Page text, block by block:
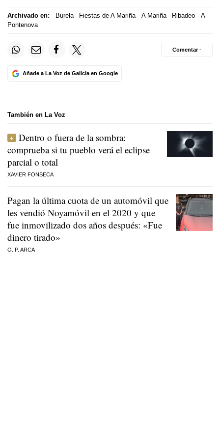
Archivado en: Burela Fiestas de A Mariña A Mariña Ribadeo
A
Pontenova
Añade a La Voz de Galicia en Google
Comentar ·
También en La Voz
Dentro o fuera de la sombra:
comprueba si tu pueblo verá el eclipse
parcial o total
XAVIER FONSECA
Pagan la última cuota de un automóvil que
les vendió Noyamóvil en el 2020 y que
fue inmovilizado dos años después: «Fue
dinero tirado»
O. P. ARCA